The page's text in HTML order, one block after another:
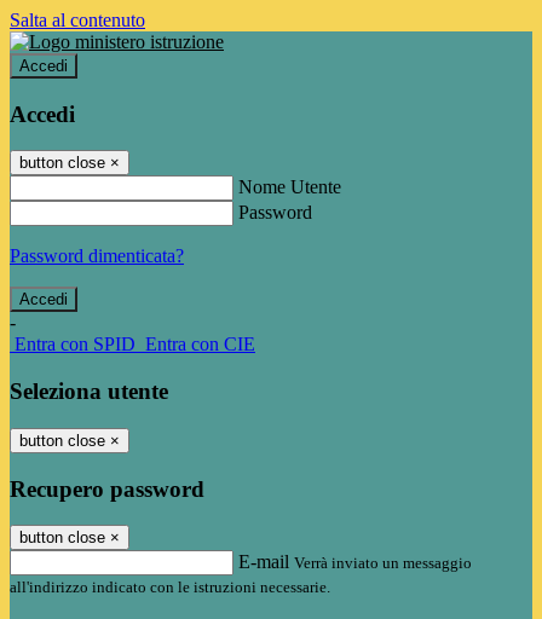
Salta al contenuto
Accedi
Accedi
button close ×
Nome Utente
Password
Password dimenticata?
-
Entra con SPID Entra con CIE
Seleziona utente
button close ×
Recupero password
button close ×
E-mail Verrà inviato un messaggio
all'indirizzo indicato con le istruzioni necessarie.